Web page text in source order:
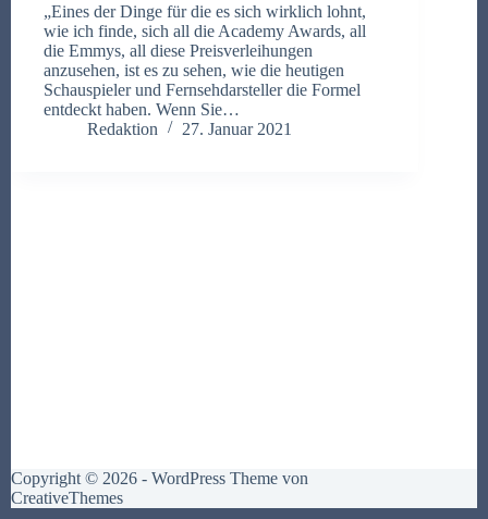
„Eines der Dinge für die es sich wirklich lohnt,
wie ich finde, sich all die Academy Awards, all
die Emmys, all diese Preisverleihungen
anzusehen, ist es zu sehen, wie die heutigen
Schauspieler und Fernsehdarsteller die Formel
entdeckt haben. Wenn Sie…
Redaktion
27. Januar 2021
Copyright © 2026 - WordPress Theme von
CreativeThemes